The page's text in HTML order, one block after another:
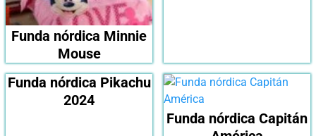
Funda nórdica Minnie
Mouse
Funda nórdica Pikachu
2024
Funda nórdica Capitán